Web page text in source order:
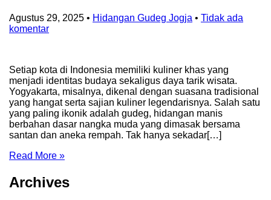
Agustus 29, 2025 • Hidangan Gudeg Jogja • Tidak ada
komentar
Setiap kota di Indonesia memiliki kuliner khas yang
menjadi identitas budaya sekaligus daya tarik wisata.
Yogyakarta, misalnya, dikenal dengan suasana tradisional
yang hangat serta sajian kuliner legendarisnya. Salah satu
yang paling ikonik adalah gudeg, hidangan manis
berbahan dasar nangka muda yang dimasak bersama
santan dan aneka rempah. Tak hanya sekadar[…]
Read More »
Archives